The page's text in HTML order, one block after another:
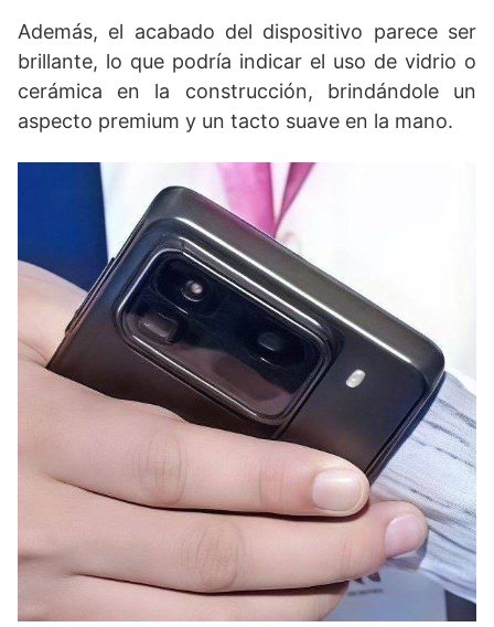
Además, el acabado del dispositivo parece ser
brillante, lo que podría indicar el uso de vidrio o
cerámica en la construcción, brindándole un
aspecto premium y un tacto suave en la mano.